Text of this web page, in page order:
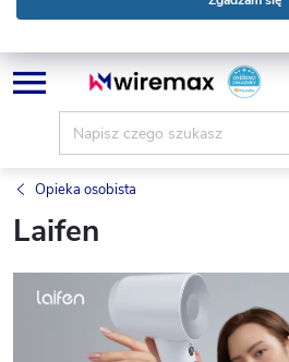
Przejść
do
Opieka osobista
Laifen